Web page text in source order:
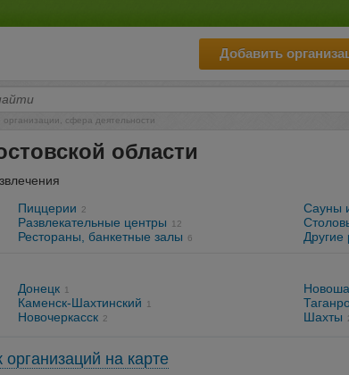
Добавить
организации, сфера деятельности
области
Пиццерии 2
Развлекательные центры 12
Рестораны, банкетные залы 6
Сауны
Другие
Донецк 1
Каменск-Шахтинский 1
Новочеркасск 2 Шахты
организаций на карте